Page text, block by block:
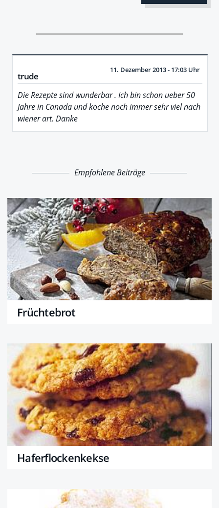
trude
11. Dezember 2013 - 17:03 Uhr
Die Rezepte sind wunderbar . Ich bin schon ueber 50
Jahre in Canada und koche noch immer sehr viel nach
wiener art. Danke
Empfohlene Beiträge
Früchtebrot
Haferflockenkekse